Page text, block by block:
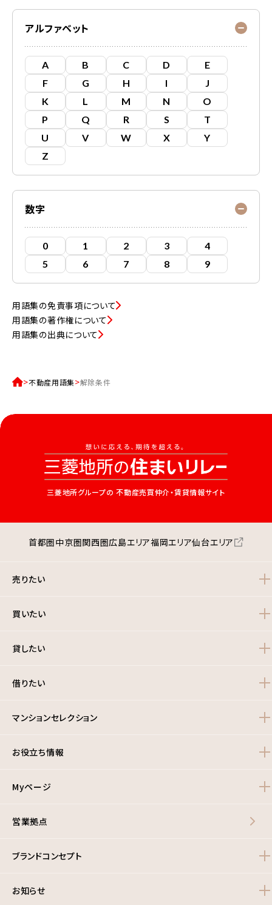
アルファベット
A B C D
E
F
G H I
J
K
L M N
O
P
Q R S
T
U
V W X
Y
Z
数字
0 1 2 3
4
5
6 7 8 9
用語集の免責事項について
用語集の著作権について
用語集の出典について
不動産用語集 解除条件
三菱地所グループの 不動産売買仲介・賃貸情報サイト
首都圏中京圏関西圏広島エリア福岡エリア仙台エリア
売りたい
買いたい
貸したい
借りたい
マンションセレクション
お役立ち情報
Myページ
営業拠点
ブランドコンセプト
お知らせ